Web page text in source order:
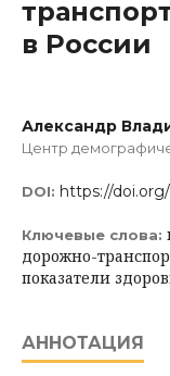
в России
Александр
Центр
DOI: https://doi.org/
Ключевые слова:
дорожно-
показатели
АННОТАЦИЯ